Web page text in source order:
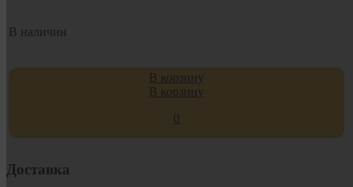
В наличии
В корзину
В корзину
0
Доставка